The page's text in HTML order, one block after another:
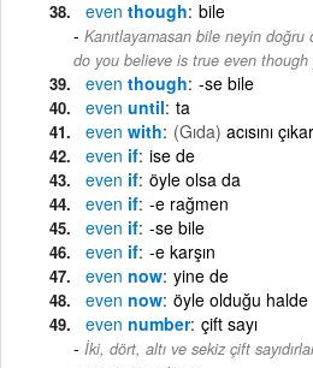
even though bile
Kanıtlayamasan bile neyin doğru
do you believe is true even
even though -se bile
even until ta
even with (Gıda) acısını
even if ise de
even if öyle olsa da
even if -e rağmen
even if -se bile
even if -e karşın
even now yine de
even now öyle olduğu halde
even number çift sayı
İki, dört, altı ve sekiz çift